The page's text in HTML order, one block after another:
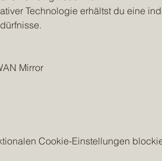
Technologie erhältst du eine
Mirror
Cookie-Einstellungen